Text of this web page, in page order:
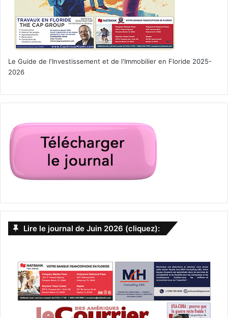
Le Guide de l'Investissement et de l'Immobilier en Floride 2025-
2026
Lire le journal de Juin 2026 (cliquez):